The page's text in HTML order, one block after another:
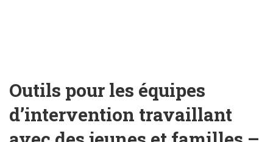
Outils pour les équipes
d’intervention travaillant